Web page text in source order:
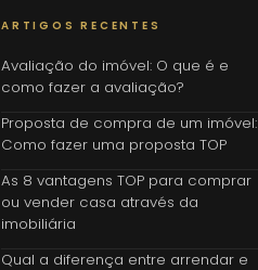
ARTIGOS RECENTES
Avaliação do imóvel: O que é e
como fazer a avaliação?
Proposta de compra de um imóvel:
Como fazer uma proposta TOP
As 8 vantagens TOP para comprar
ou vender casa através da
imobiliária
Qual a diferença entre arrendar e